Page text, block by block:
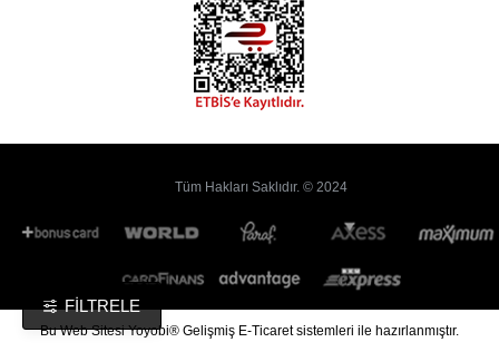
Tüm Hakları Saklıdır. © 2024
BuWeb Sitesi Yoyobi® Gelişmiş E-Ticaretsistemleri ile hazırlanmıştır.
FILTRELE